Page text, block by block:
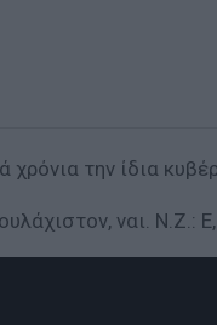
χρόνια την ίδια
ναι. Ν.Ζ.: